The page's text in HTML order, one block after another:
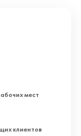
мест
клиентов